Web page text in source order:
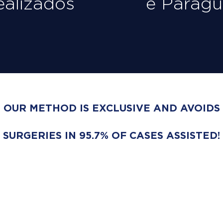
OUR METHOD IS EXCLUSIVE AND AVOIDS
SURGERIES IN 95.7% OF CASES ASSISTED!